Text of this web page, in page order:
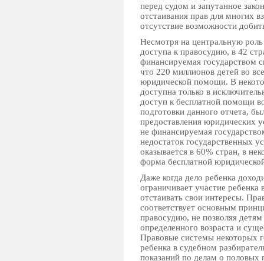
перед судом и запутанное
отстаивания прав для многих
отсутствие возможности
Несмотря на центральную
доступа к правосудию, в 42
финансируемая государством
что 220 миллионов детей во
юридической помощи. В
доступна только в
доступ к бесплатной помощи
подготовки данного отчета,
предоставления юридических
не финансируемая
недостаток государственных
оказывается в 60% стран, в
форма бесплатной
Даже когда дело ребенка
ограничивает участие ребенка
отстаивать свои интересы.
соответствует основным
правосудию, не позволяя
определенного возраста и
Правовые системы некоторых
ребенка в судебном
показаний по делам о половых